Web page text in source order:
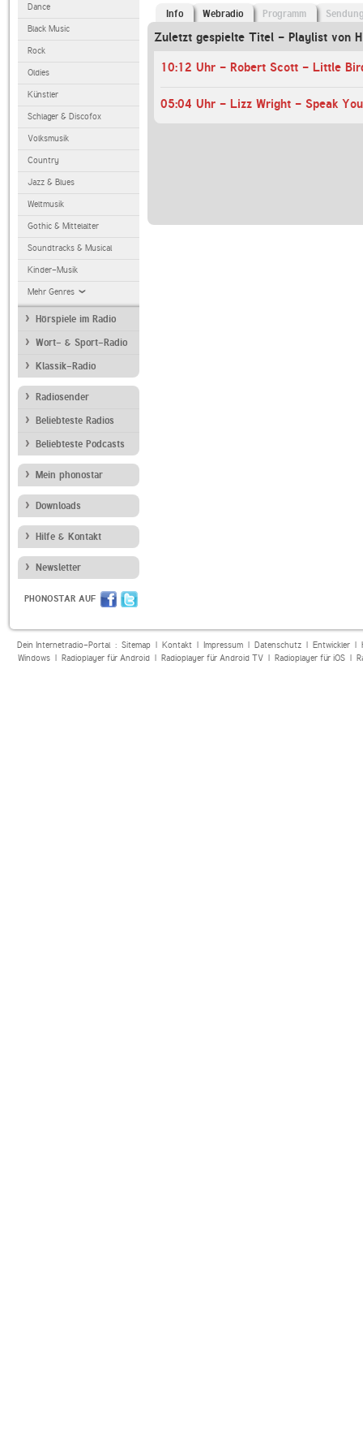
Dance
Black Music
Rock
Oldies
Künstler
Schlager & Discofox
Volksmusik
Country
Jazz & Blues
Weltmusik
Gothic & Mittelalter
Soundtracks & Musical
Kinder-Musik
Mehr Genres
Hörspiele im Radio
Wort- & Sport-Radio
Klassik-Radio
Radiosender
Beliebteste Radios
Beliebteste Podcasts
Mein phonostar
Downloads
Hilfe & Kontakt
Newsletter
PHONOSTAR AUF
Info Webradio Programm
Zuletzt gespielte Titel - Playlist von
10:12 Uhr - Robert Scott - Little
05:04 Uhr - Lizz Wright - Speak
Dein Internetradio-Portal : Sitemap| Kontakt| Impressum| Datenschutz| Entwickler|
Windows| Radioplayer für Android| Radioplayer für Android TV| Radioplayer für iOS|